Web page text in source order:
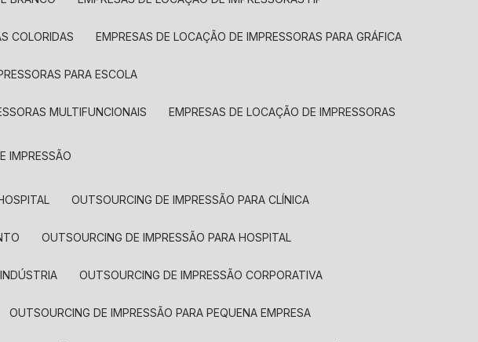
COLORIDAS EMPRESAS DE LOCAÇÃO DE IMPRESSORAS PARA GRÁFICA
PARA ESCOLA
MULTIFUNCIONAIS EMPRESAS DE LOCAÇÃO DE IMPRESSORAS
IMPRESSÃO
OUTSOURCING DE IMPRESSÃO PARA CLÍNICA
OUTSOURCING DE IMPRESSÃO PARA HOSPITAL
OUTSOURCING DE IMPRESSÃO CORPORATIVA
OUTSOURCING DE IMPRESSÃO PARA PEQUENA EMPRESA